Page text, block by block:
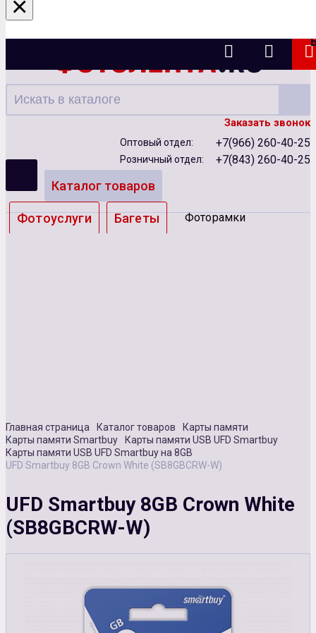
Казань
Заказать звонок
Оптовый отдел: +7(966) 260-40-25
Розничный отдел: +7(843) 260-40-25
Каталог товаров
Фотоуслуги Багеты Фоторамки
Главная страница Каталог товаров
Карты памяти
Карты памяти Smartbuy
Карты памяти USB UFD Smartbuy
Карты памяти USB UFD Smartbuy на 8GB
UFD Smartbuy 8GB Crown White (SB8GBCRW-W)
UFD Smartbuy 8GB Crown White
(SB8GBCRW-W)
×